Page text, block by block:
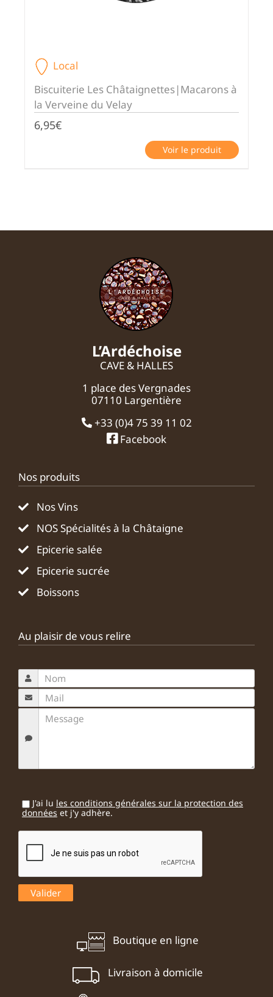
Local
Biscuiterie Les Châtaignettes|Macarons à
la Verveine du Velay
6,95€
Voir le produit
L’Ardéchoise
CAVE & HALLES
1 place des Vergnades
07110 Largentière
+33 (0)4 75 39 11 02
Facebook
Nos produits
Nos Vins
NOS Spécialités à la Châtaigne
Epicerie salée
Epicerie sucrée
Boissons
Au plaisir de vous relire
J'ai lu les conditions générales sur la protection des
données et j'y adhère.
Boutique en ligne
Livraison à domicile